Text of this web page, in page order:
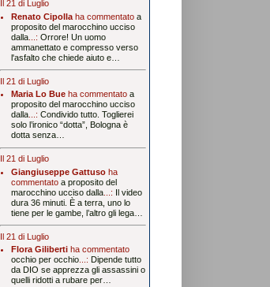
Il 21 di Luglio
Renato Cipollaha commentato a
proposito del marocchino ucciso
dalla...: Orrore! Un uomo
ammanettato e compresso verso
l'asfalto che chiede aiuto e…
Il 21 di Luglio
Maria Lo Bueha commentato a
proposito del marocchino ucciso
dalla...: Condivido tutto. Toglierei
solo l’ironico “dotta”, Bologna è
dotta senza…
Il 21 di Luglio
Giangiuseppe Gattusoha
commentato a proposito del
marocchino ucciso dalla...: Il video
dura 36 minuti. È a terra, uno lo
tiene per le gambe, l’altro gli lega…
Il 21 di Luglio
Flora Gilibertiha commentato
occhio per occhio...: Dipende tutto
da DIO se apprezza gli assassini o
quelli ridotti a rubare per…